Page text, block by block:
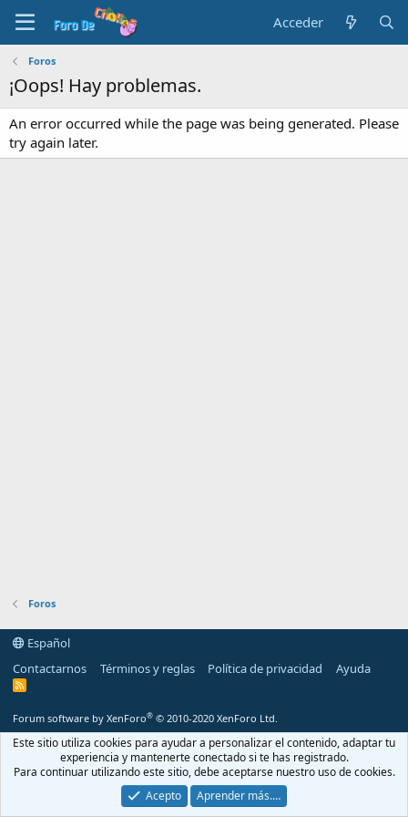
Acceder
Foros
¡Oops! Hay problemas.
An error occurred while the page was being generated. Please
try again later.
Foros
Español
Contactarnos
Términos y reglas Política de privacidad Ayuda
R
Forum software by XenForo® © 2010-2020 XenForo Ltd.
Este sitio utiliza cookies para ayudar a personalizar el contenido, adaptar tu
experiencia y mantenerte conectado si te has registrado.
Para continuar utilizando este sitio, debe aceptarse nuestro uso de cookies.
Acepto
Aprender más.…